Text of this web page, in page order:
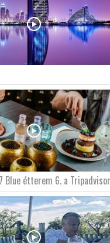
Blue étterem 6. a